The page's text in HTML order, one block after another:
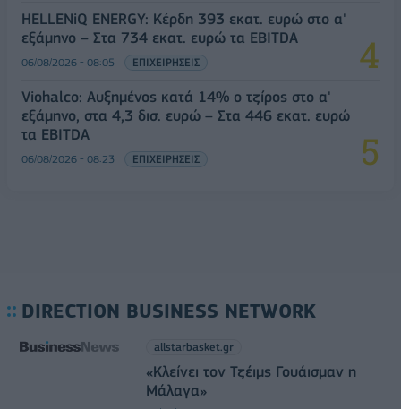
HELLENiQ ENERGY: Κέρδη 393 εκατ. ευρώ στο α'
εξάμηνο – Στα 734 εκατ. ευρώ τα EBITDA
06/08/2026 - 08:05 ΕΠΙΧΕΙΡΗΣΕΙΣ
Viohalco: Αυξημένος κατά 14% ο τζίρος στο α'
εξάμηνο, στα 4,3 δισ. ευρώ – Στα 446 εκατ. ευρώ
τα EBITDA
06/08/2026 - 08:23 ΕΠΙΧΕΙΡΗΣΕΙΣ
DIRECTION BUSINESS NETWORK
allstarbasket.gr
«Κλείνει τον Τζέιμς Γουάισμαν η
Μάλαγα»